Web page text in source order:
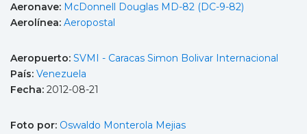
Aeronave: McDonnell Douglas MD-82 (DC-9-82)
Aerolínea: Aeropostal
Aeropuerto: SVMI - Caracas Simon Bolivar Internacional
País: Venezuela
Fecha: 2012-08-21
Foto por: Oswaldo Monterola Mejias